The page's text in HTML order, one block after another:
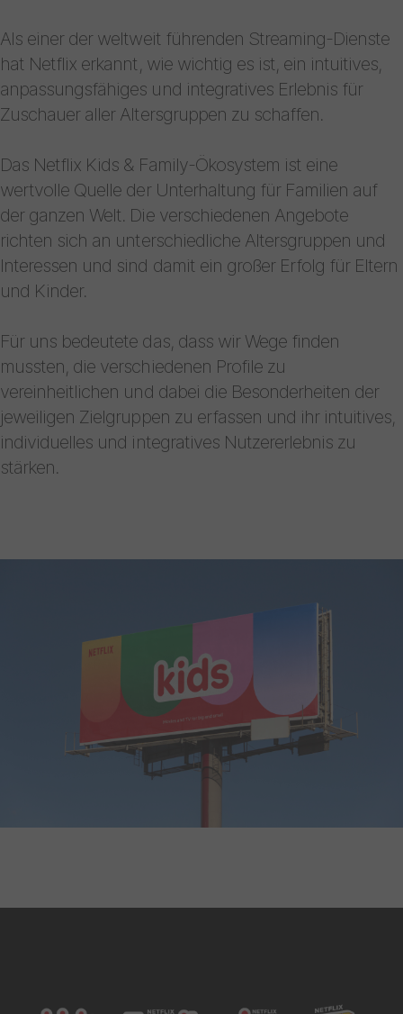
Als einer der weltweit führenden Streaming-Dienste
hat Netflix erkannt, wie wichtig es ist, ein intuitives,
anpassungsfähiges und integratives Erlebnis für
Zuschauer aller Altersgruppen zu schaffen.
Das Netflix Kids & Family-Ökosystem ist eine
wertvolle Quelle der Unterhaltung für Familien auf
der ganzen Welt. Die verschiedenen Angebote
richten sich an unterschiedliche Altersgruppen und
Interessen und sind damit ein großer Erfolg für Eltern
und Kinder.
Für uns bedeutete das, dass wir Wege finden
mussten, die verschiedenen Profile zu
vereinheitlichen und dabei die Besonderheiten der
jeweiligen Zielgruppen zu erfassen und ihr intuitives,
individuelles und integratives Nutzererlebnis zu
stärken.